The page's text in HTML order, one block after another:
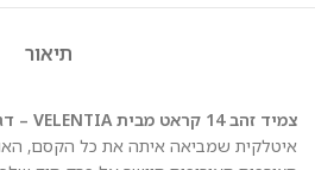
תיאור
צמיד זהב 14 קראט מבית VELENTIA – דגם VR857
איטלקית שמביאה איתה את כל הקסם,